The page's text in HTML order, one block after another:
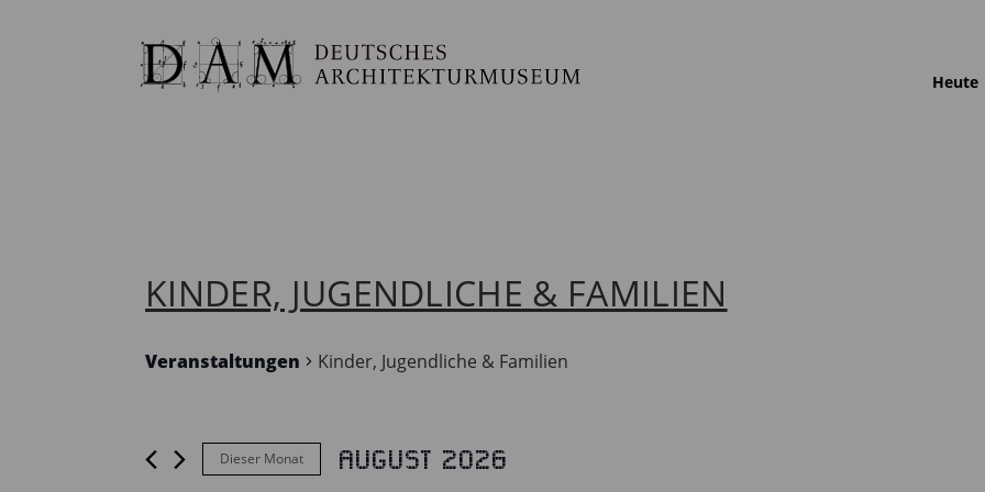
Heute
KINDER, JUGENDLICHE & FAMILIEN
Veranstaltungen Kinder, Jugendliche & Familien
VERANSTALTUNGEN
Dieser Monat August 2026